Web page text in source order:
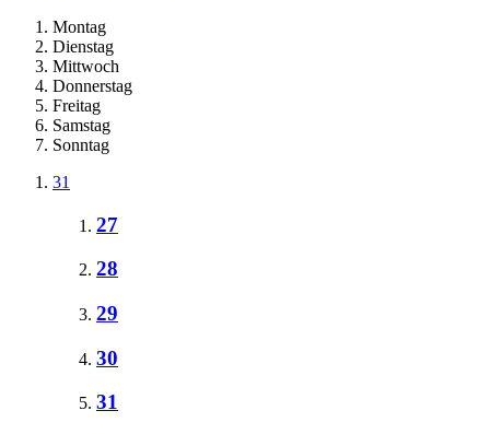
Montag
Dienstag
Mittwoch
Donnerstag
Freitag
Samstag
Sonntag
31
27
28
29
30
31